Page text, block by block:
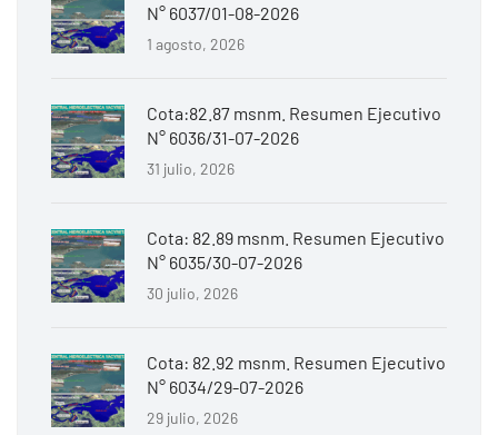
N° 6037/01-08-2026
1 agosto, 2026
Cota:82.87 msnm. Resumen Ejecutivo
N° 6036/31-07-2026
31 julio, 2026
Cota: 82.89 msnm. Resumen Ejecutivo
N° 6035/30-07-2026
30 julio, 2026
Cota: 82.92 msnm. Resumen Ejecutivo
N° 6034/29-07-2026
29 julio, 2026